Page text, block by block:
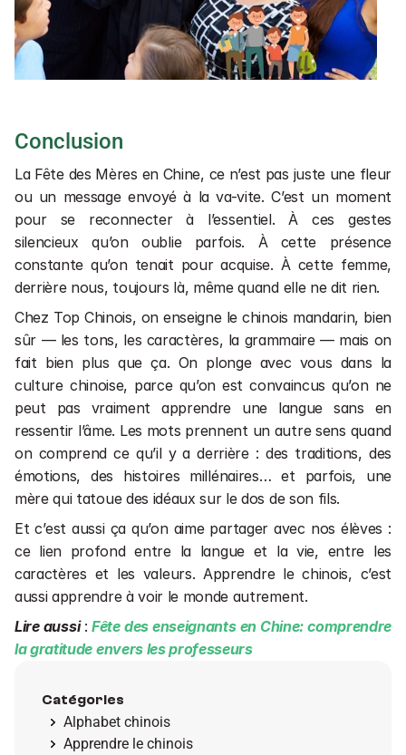
Conclusion
La Fête des Mères en Chine, ce n’est pas juste une fleur
ou un message envoyé à la va-vite. C’est un moment
pour se reconnecter à l’essentiel. À ces gestes
silencieux qu’on oublie parfois. À cette présence
constante qu’on tenait pour acquise. À cette femme,
derrière nous, toujours là, même quand elle ne dit rien.
Chez Top Chinois, on enseigne le chinois mandarin, bien
sûr — les tons, les caractères, la grammaire — mais on
fait bien plus que ça. On plonge avec vous dans la
culture chinoise, parce qu’on est convaincus qu’on ne
peut pas vraiment apprendre une langue sans en
ressentir l’âme. Les mots prennent un autre sens quand
on comprend ce qu’il y a derrière : des traditions, des
émotions, des histoires millénaires… et parfois, une
mère qui tatoue des idéaux sur le dos de son fils.
Et c’est aussi ça qu’on aime partager avec nos élèves :
ce lien profond entre la langue et la vie, entre les
caractères et les valeurs. Apprendre le chinois, c’est
aussi apprendre à voir le monde autrement.
Lire aussi : Fête des enseignants en Chine: comprendre
la gratitude envers les professeurs
Catégories
Alphabet chinois
Apprendre le chinois